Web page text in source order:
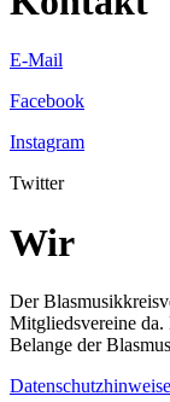
E-Mail
Facebook
Instagram
Twitter
Wir
Der
Mitgliedsvereine da.
Belange der
Datenschutzhinweise